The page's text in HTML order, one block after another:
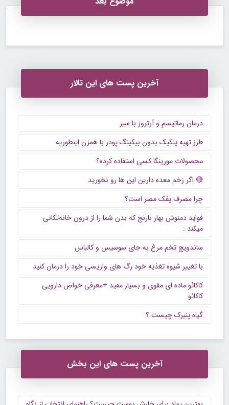
آخرین پست های این تالار
درمان رماتیسم و آرتروز با سیر
طرز تهیه پنکیک بدون بیکینگ پودر با همزن اینطوریه
محصولات مورینگا کسی استفاده کرده؟
🔴 اگر زخم‌ معده دارین این ها رو نخورید
چرا مصرف پفک مضر است؟
فواید دمنوش‌ بهار نارنج که بدن شما را از درون خانه‌تکانی
میکند :
ساندویچ تخم مرغ به جای سوسیس و كالباس
با تغییر شیوه تغذیه خود رگ های واریسی خود را درمان کنید
کاکائو ماده ای مقوی و بسیار مفید +معرفی خواص دارویی
کاکائو
گیاه پنیرک چیست ؟
آخرین پست های این بخش